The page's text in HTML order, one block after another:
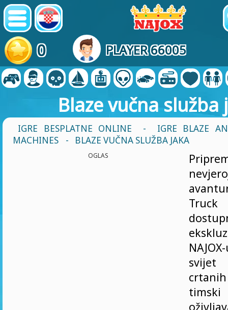
0 PLAYER 66005
Blaze vučna služba
IGRE BESPLATNE ONLINE -
IGRE BLAZE
MACHINES
- BLAZE VUČNA SLUŽBA JAKA
OGLAS
svijet
timski